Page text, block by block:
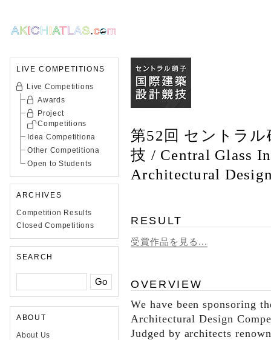
LIVE COMPETITIONS
Live Competitions
Awards
Project
Competitions
Idea Competitiona
Other Competitiona
Open to Students
ARCHIVES
Competition Results
Closed Competitions
SEARCH
ABOUT
About Us
第52回 セントラ
技 / Central Glass
Architectural
RESULT
受賞作品を見る...
OVERVIEW
We have been sponsoring
Architectural Design
Judged by architects